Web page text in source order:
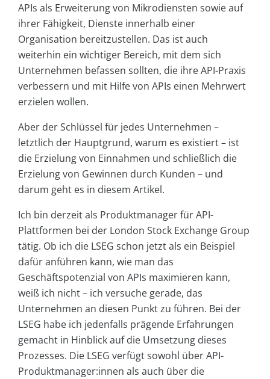
APIs als Erweiterung von Mikrodiensten sowie auf
ihrer Fähigkeit, Dienste innerhalb einer
Organisation bereitzustellen. Das ist auch
weiterhin ein wichtiger Bereich, mit dem sich
Unternehmen befassen sollten, die ihre API-Praxis
verbessern und mit Hilfe von APIs einen Mehrwert
erzielen wollen.
Aber der Schlüssel für jedes Unternehmen –
letztlich der Hauptgrund, warum es existiert – ist
die Erzielung von Einnahmen und schließlich die
Erzielung von Gewinnen durch Kunden – und
darum geht es in diesem Artikel.
Ich bin derzeit als Produktmanager für API-
Plattformen bei der London Stock Exchange Group
tätig. Ob ich die LSEG schon jetzt als ein Beispiel
dafür anführen kann, wie man das
Geschäftspotenzial von APIs maximieren kann,
weiß ich nicht – ich versuche gerade, das
Unternehmen an diesen Punkt zu führen. Bei der
LSEG habe ich jedenfalls prägende Erfahrungen
gemacht in Hinblick auf die Umsetzung dieses
Prozesses. Die LSEG verfügt sowohl über API-
Produktmanager:innen als auch über die